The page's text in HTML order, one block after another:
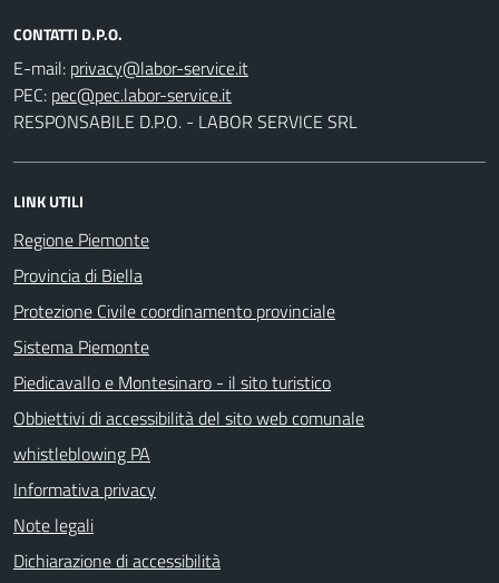
CONTATTI D.P.O.
E-mail:
PEC:
RESPONSABILE D.P.O. - LABOR SERVICE SRL
LINK UTILI
Regione Piemonte
Provincia di Biella
Protezione Civile coordinamento provinciale
Sistema Piemonte
Piedicavallo e Montesinaro - il sito turistico
Obbiettivi di accessibilità del sito web comunale
whistleblowing PA
Informativa privacy
Note legali
Dichiarazione di accessibilità